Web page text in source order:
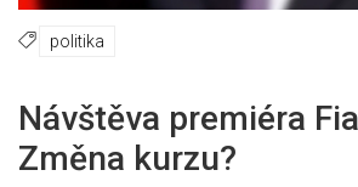
politika
Návštěva premiéra
Změna kurzu?